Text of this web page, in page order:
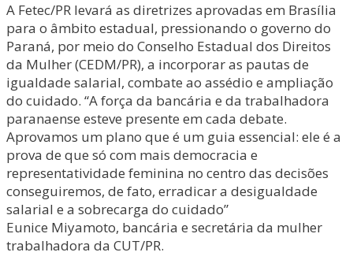
A Fetec/PR levará as diretrizes aprovadas em Brasília
para o âmbito estadual, pressionando o governo do
Paraná, por meio do Conselho Estadual dos Direitos
da Mulher (CEDM/PR), a incorporar as pautas de
igualdade salarial, combate ao assédio e ampliação
do cuidado. “A força da bancária e da trabalhadora
paranaense esteve presente em cada debate.
Aprovamos um plano que é um guia essencial: ele é a
prova de que só com mais democracia e
representatividade feminina no centro das decisões
conseguiremos, de fato, erradicar a desigualdade
salarial e a sobrecarga do cuidado”
Eunice Miyamoto, bancária e secretária da mulher
trabalhadora da CUT/PR.